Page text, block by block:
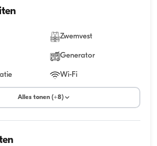
Zwemvest
Generator
Wi-Fi
Alles tonen (+8)